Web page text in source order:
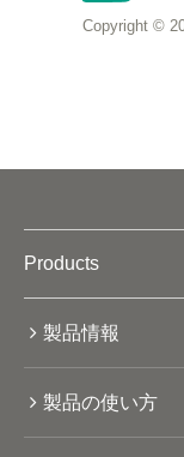
Copyright ©
Products
製品情報
製品の使い方